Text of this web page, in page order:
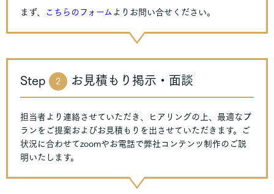
まず、 こちらのフォーム よりお問い合せください。
Step 2 お見積もり掲示・面談
担当者より連絡させていただき、ヒアリングの上、最適なプ
ランをご提案およびお見積もりを出させていただきます。ご
状況に合わせてzoomやお電話で弊社コンテンツ制作のご説
明いたします。